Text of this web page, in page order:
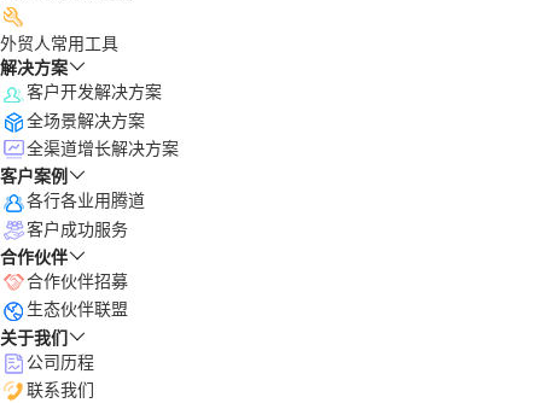
外贸人常用工具
解决方案
客户开发解决方案
全场景解决方案
全渠道增长解决方案
客户案例
各行各业用腾道
客户成功服务
合作伙伴
合作伙伴招募
生态伙伴联盟
关于我们
公司历程
联系我们